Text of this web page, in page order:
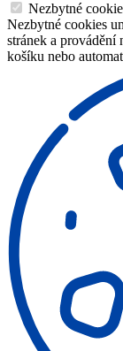
Nezbytné
Nezbytné cookies
stránek a
košíku nebo